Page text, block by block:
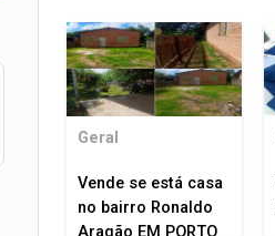
Geral
Vende se está casa
no bairro Ronaldo